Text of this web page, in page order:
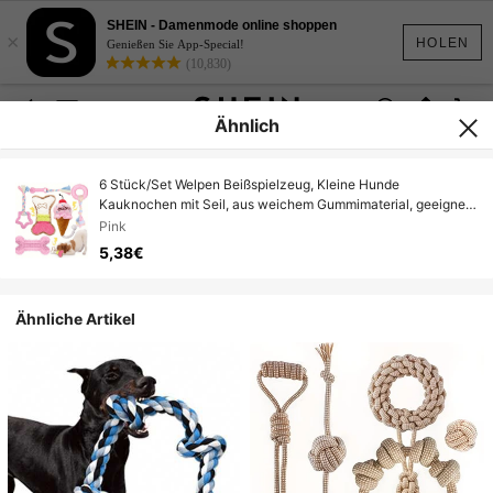
HOLEN
×
SHEIN - Damenmode online shoppen
Genießen Sie App-Special!
(10,830)
Ähnlich
6 Stück/Set Welpen Beißspielzeug, Kleine Hunde
Kauknochen mit Seil, aus weichem Gummimaterial, geeignet
für Katzen-Mütter, Hunde-Mütter, Katzen- & Hunde-
Liebhaber, perfektes Geschenk für Katzen-Mütter, Hunde-
Mütter
Pink
5,38€
Ähnliche Artikel